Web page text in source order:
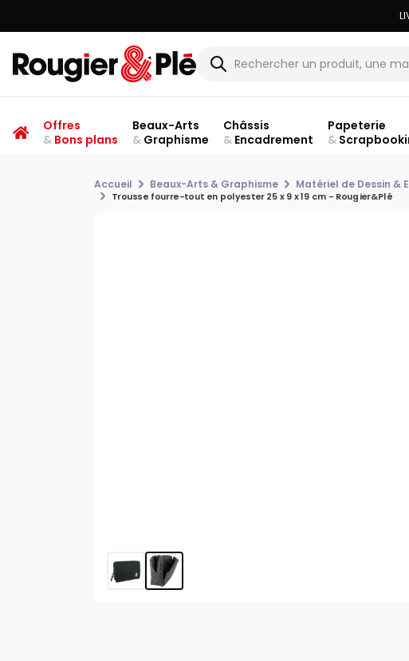
Offres
&Bons plans
Beaux-Arts
&Graphisme
Châssis
&Encadrement
Papeterie
&
Accueil Beaux-Arts & Graphisme Matériel de Dessin &
Trousse fourre-tout en polyester 25 x 9 x 19 cm - Rougier&Plé